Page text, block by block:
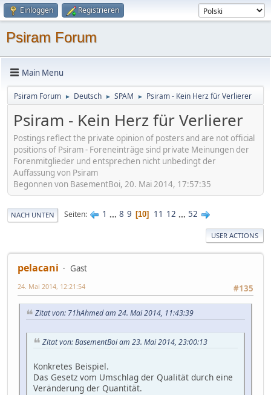
Einloggen Registrieren
Psiram Forum
Main Menu
Psiram Forum ► Deutsch ► SPAM ► Psiram - Kein Herz für Verlierer
Psiram - Kein Herz für Verlierer
Postings reflect the private opinion of posters and are not official
positions of Psiram - Foreneinträge sind private Meinungen der
Forenmitglieder und entsprechen nicht unbedingt der
Auffassung von Psiram
Begonnen von BasementBoi, 20. Mai 2014, 17:57:35
NACH UNTEN Seiten 1 ... 8 9 10 11 12 ... 52
USER ACTIONS
pelacani
Gast
#135
24. Mai 2014, 12:21:54
Zitat von: 71hAhmed am 24. Mai 2014, 11:43:39
Zitat von: BasementBoi am 23. Mai 2014, 23:00:13
Konkretes Beispiel.
Das Gesetz vom Umschlag der Qualität durch eine
Veränderung der Quantität.